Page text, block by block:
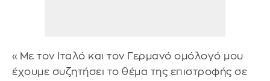
«Με τον Ιταλό και τον Γερμανό ομόλογό μου
έχουμε συζητήσει το θέμα της επιστροφής σε